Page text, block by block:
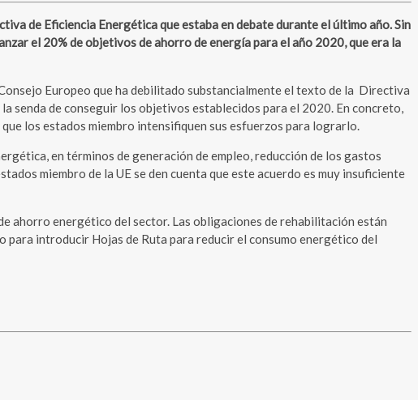
de Eficiencia Energética que estaba en debate durante el último año. Sin
el 20% de objetivos de ahorro de energía para el año 2020, que era la
Europeo que ha debilitado substancialmente el texto de la Directiva
senda de conseguir los objetivos establecidos para el 2020. En concreto,
los estados miembro intensifiquen sus esfuerzos para lograrlo.
en términos de generación de empleo, reducción de los gastos
miembro de la UE se den cuenta que este acuerdo es muy insuficiente
ahorro energético del sector. Las obligaciones de rehabilitación están
introducir Hojas de Ruta para reducir el consumo energético del